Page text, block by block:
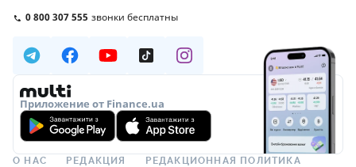
0 800 307 555 звонки бесплатны
Приложение от Finance.ua
О НАС РЕДАКЦИЯ РЕДАКЦИОННАЯ ПОЛИТИКА